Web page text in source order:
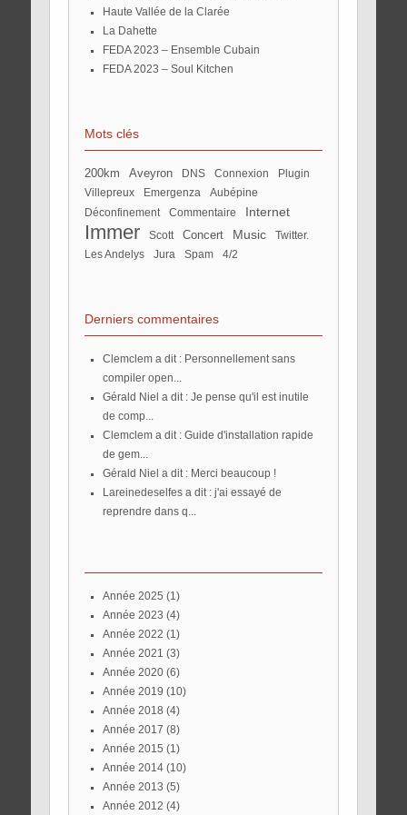
Haute Vallée de la Clarée
La Dahette
FEDA 2023 – Ensemble Cubain
FEDA 2023 – Soul Kitchen
Mots clés
200km Aveyron DNS connexion
plugin
Villepreux
Emergenza
aubépine
Déconfinement
commentaire Internet
Immer Scott concert Music
twitter.
Les Andelys
Jura spam 4/2
Derniers commentaires
Clemclem a dit : Personnellement sans
compiler open...
Gérald Niel a dit : Je pense qu'il est inutile
de comp...
Clemclem a dit : Guide d'installation rapide
de gem...
Gérald Niel a dit : Merci beaucoup !
reprendre dans q...
année 2025 (1)
année 2023 (4)
année 2022 (1)
année 2021 (3)
année 2020(6)
année 2019 (10)
année 2018 (4)
année 2017 (8)
année 2015 (1)
année 2014(10)
année 2013 (5)
année 2012 (4)